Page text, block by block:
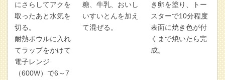
にさらしてアクを
取ったあと水気を
切る。
耐熱ボウルに入れ
てラップをかけて
電子レンジ
（600W）で6～7
糖、牛乳、おいし
いすいとんを加え
て混ぜる。
き卵を塗り、トー
スターで10分程度
表面に焼き色が付
くまで焼いたら完
成。